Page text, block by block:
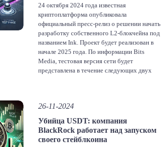
24 октября 2024 года известная
криптоплатформа опубликовала
официальный пресс-релиз о решении начать
разработку собственного L2-блокчейна под
названием Ink. Проект будет реализован в
начале 2025 года. По информации Bits
Media, тестовая версия сети будет
представлена в течение следующих двух
Facebook
Twitter
LinkedIn
VK
Отправить
26-11-2024
Убийца USDT: компания
BlackRock работает над запуском
своего стейблкоина